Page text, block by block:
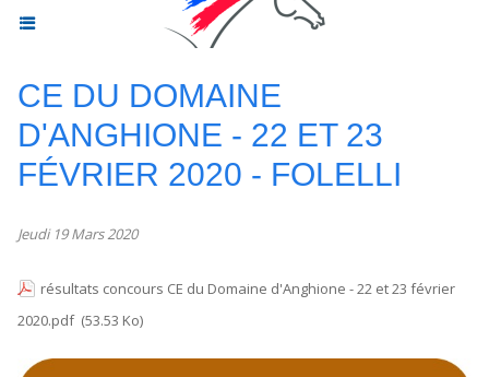
CE DU DOMAINE
D'ANGHIONE - 22 ET 23
FÉVRIER 2020 - FOLELLI
Jeudi 19 Mars 2020
résultats concours CE du Domaine d'Anghione - 22 et 23 février
2020.pdf (53.53 Ko)